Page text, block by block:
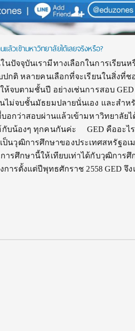
ล้วเข้ามหาวิทยาลัยได้เลยจริงหรือ?
นปัจจุบันเรามีทางเลือกในการเรีย
ปกติ หลายคนเลือกที่จะเรียนในสิ่งที่
ห้จบตามชั้นปี อย่างเช่นการสอบ
ไม่จบชั้นมัธยมปลายนั่นเอง และสำห
อกว่าสอบผ่านแล้วเข้ามหาวิทยาลัย
บน้องๆ ทุกคนกันค่ะ GED คืออะไร?
เป็นวุฒิการศึกษาของประเทศสหรัฐ
ารศึกษานี้ให้เทียบเท่าได้กับวุฒิการ
การตั้งแต่ปีพุทธศักราช 2558 GED จึ